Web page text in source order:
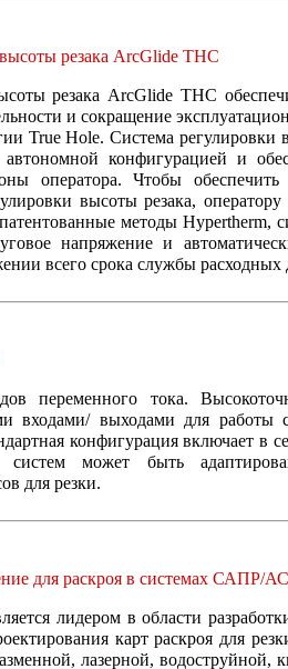
резака ArcGlide THC
резака ArcGlide THC
и сокращение
True Hole. Система регулировки
конфигурацией и
оператора. Чтобы
высоты резака,
методы Hypertherm,
напряжение и
всего срока службы расходных
переменного тока.
входами/ выходами для работы
конфигурация включает в
систем может быть
для резки.
для раскроя в системах САПР/
лидером в области
карт раскроя для
лазерной, водоструйной,